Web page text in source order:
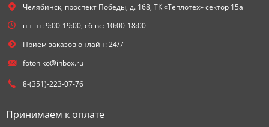
Челябинск, проспект Победы, д. 168, ТК «Теплотех» сектор 15а
пн-пт: 9:00-19:00, сб-вс: 10:00-18:00
Прием заказов онлайн: 24/7
fotoniko@inbox.ru
8-(351)-223-07-76
Принимаем к оплате